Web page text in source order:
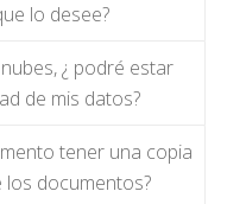
lo desee?
¿ podré estar
de mis datos?
tener una copia
los documentos?